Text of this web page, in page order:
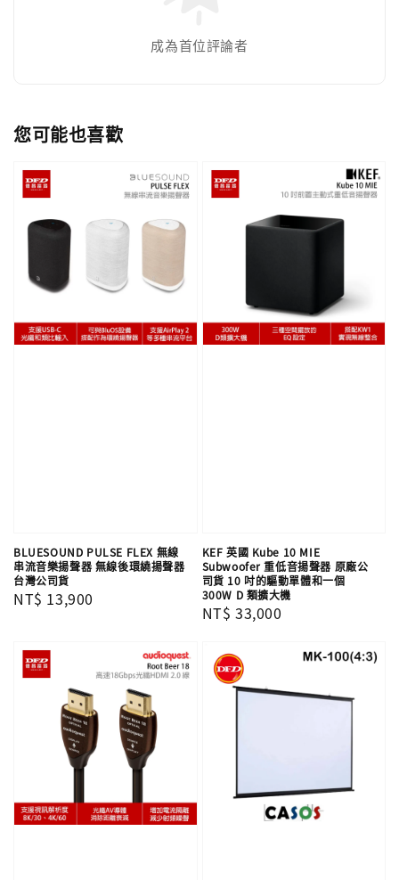
成為首位評論者
您可能也喜歡
BLUESOUND PULSE FLEX 無線
串流音樂揚聲器 無線後環繞揚聲器
台灣公司貨
Regular
NT$ 13,900
KEF 英國 Kube 10 MIE
Subwoofer 重低音揚聲器 原廠公
司貨 10 吋的驅動單體和一個
300W D 類擴大機
Regular
NT$ 33,000